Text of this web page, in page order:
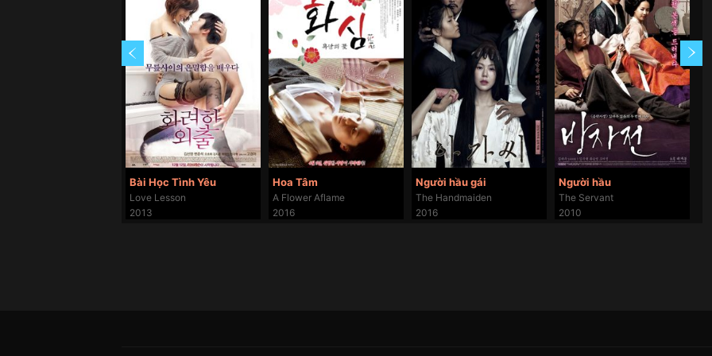
Bài Học Tình Yêu
Love Lesson
2013
Hoa Tâm
A Flower Aflame
2016
Người hầu gái
The Handmaiden
2016
Người hầu
The Servant
2010